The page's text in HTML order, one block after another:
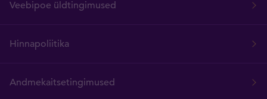
Veebipoe üldtingimused
Hinnapoliitika
Andmekaitsetingimused